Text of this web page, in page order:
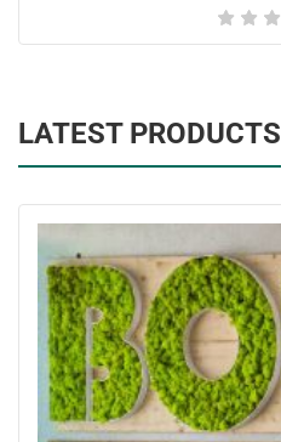
prețuri:
750.00lei
LATEST PRODUCTS